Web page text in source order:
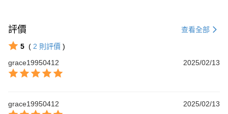
評價 查看全部
5 ( 2 則評價 )
grace19950412
2025/02/13
grace19950412 2025/02/13